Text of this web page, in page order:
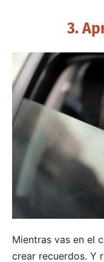
3.
Mientras vas en el
crear recuerdos. Y